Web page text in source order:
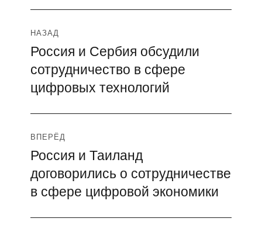
Навигация
по
записям
НАЗАД
Предыдущая
запись:
Россия и Сербия обсудили
сотрудничество в сфере
цифровых технологий
ВПЕРЁД
Следующая
запись:
Россия и Таиланд
договорились о сотрудничестве
в сфере цифровой экономики